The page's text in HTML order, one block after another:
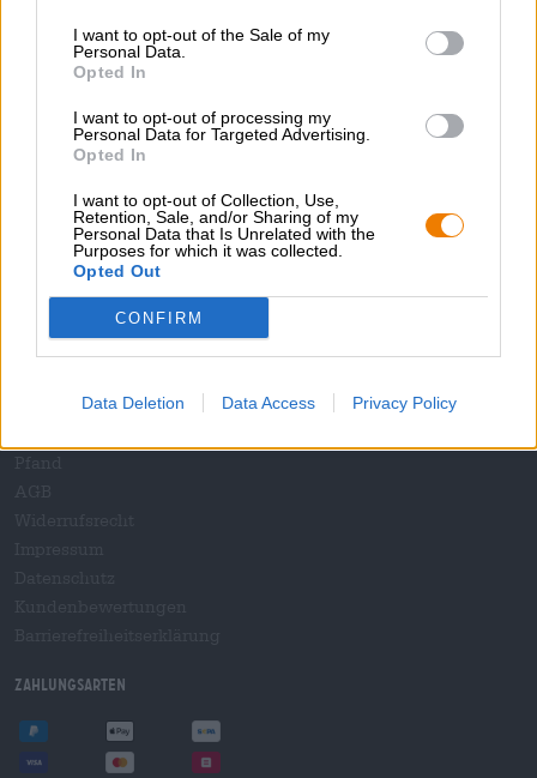
I want to opt-out of the Sale of my
Personal Data.
Opted In
I want to opt-out of processing my
Personal Data for Targeted Advertising.
Opted In
I want to opt-out of Collection, Use,
Retention, Sale, and/or Sharing of my
Personal Data that Is Unrelated with the
Purposes for which it was collected.
Opted Out
CONFIRM
Data Deletion Data Access Privacy Policy
Versand / International
Bierothek®- Partner
Geschäftskunden
Franchise
Aufnahme in das Bierothek®-Sortiment
B2B und B2F
Plattform für Verbrauchsteuern
Hopnet Händlerlogin
E-Commerce für Brauereien
Zahlungsarten